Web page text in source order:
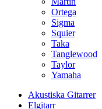
Ortega
Sigma
Squier
Taka
Tanglewood
Taylor
Yamaha
Akustiska Gitarrer
Elgitarr